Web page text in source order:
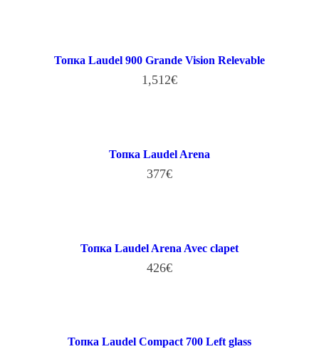
Топка Laudel 900 Grande Vision Relevable
1,512€
Топка Laudel Arena
377€
Топка Laudel Arena Avec clapet
426€
Топка Laudel Compact 700 Left glass